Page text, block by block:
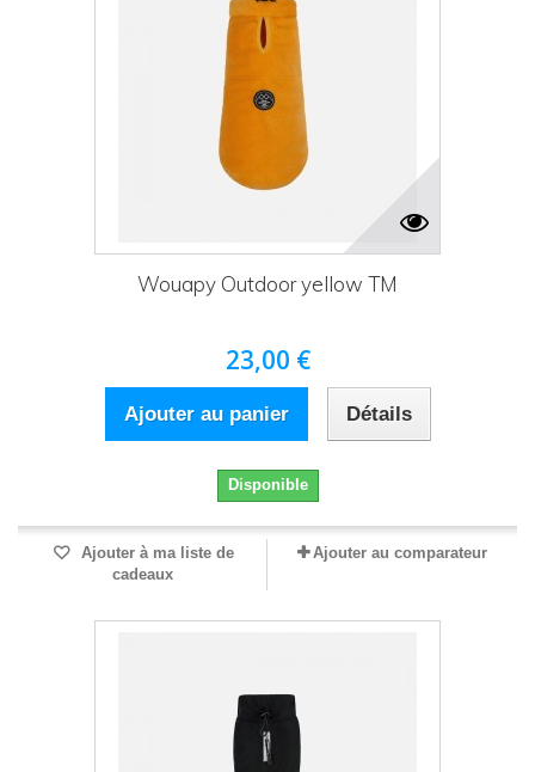
Wouapy Outdoor yellow TM
23,00 €
Ajouter au panier Détails
Disponible
Ajouter à ma liste de
cadeaux
Ajouter au comparateur